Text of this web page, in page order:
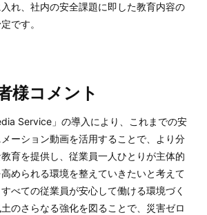
れ、社内の安全課題に即した教育内容の
です。
様コメント
Service」の導入により、これまでの安
ーション動画を活用することで、より分
育を提供し、従業員一人ひとりが主体的
められる環境を整えていきたいと考えて
べての従業員が安心して働ける環境づく
のさらなる強化を図ることで、災害ゼロ